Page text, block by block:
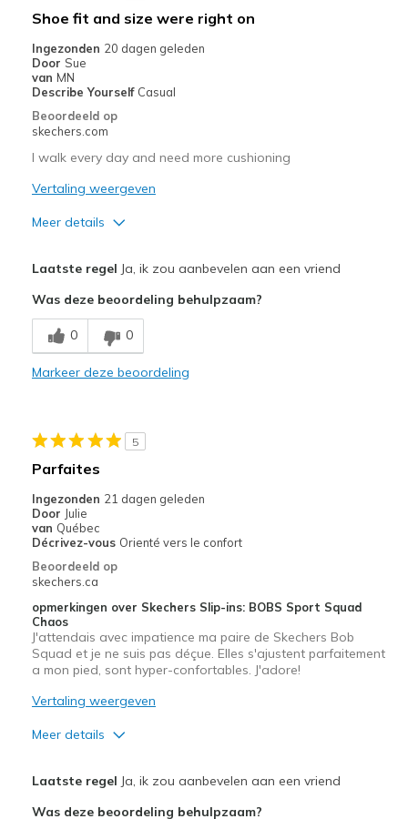
Beste toepassingen
Going Out
View On Shoes
Shoes are for Wearing
Shoe fit and size were right on
Ingezonden 20 dagen geleden
Door Sue
van MN
Describe Yourself Casual
Beoordeeld op
skechers.com
I walk every day and need more cushioning
Vertaling weergeven
Meer details
Breathe Well
Comfortable
Poor Cushioning
Beste toepassingen
Casual Wear
Width
Sizing
View On Shoes
Shoes are for Wearing
Laatste regel Ja, ik zou aanbevelen aan een vriend
Was deze beoordeling behulpzaam?
0 0
Markeer deze beoordeling
5
Parfaites
Ingezonden 21 dagen geleden
Door Julie
van Québec
Décrivez-vous Orienté vers le confort
Beoordeeld op
skechers.ca
opmerkingen over Skechers Slip-ins: BOBS Sport Squad
Chaos
J'attendais avec impatience ma paire de Skechers Bob
Squad et je ne suis pas déçue. Elles s'ajustent parfaitement
a mon pied, sont hyper-confortables. J'adore!
Vertaling weergeven
Meer details
Laatste regel Ja, ik zou aanbevelen aan een vriend
Was deze beoordeling behulpzaam?